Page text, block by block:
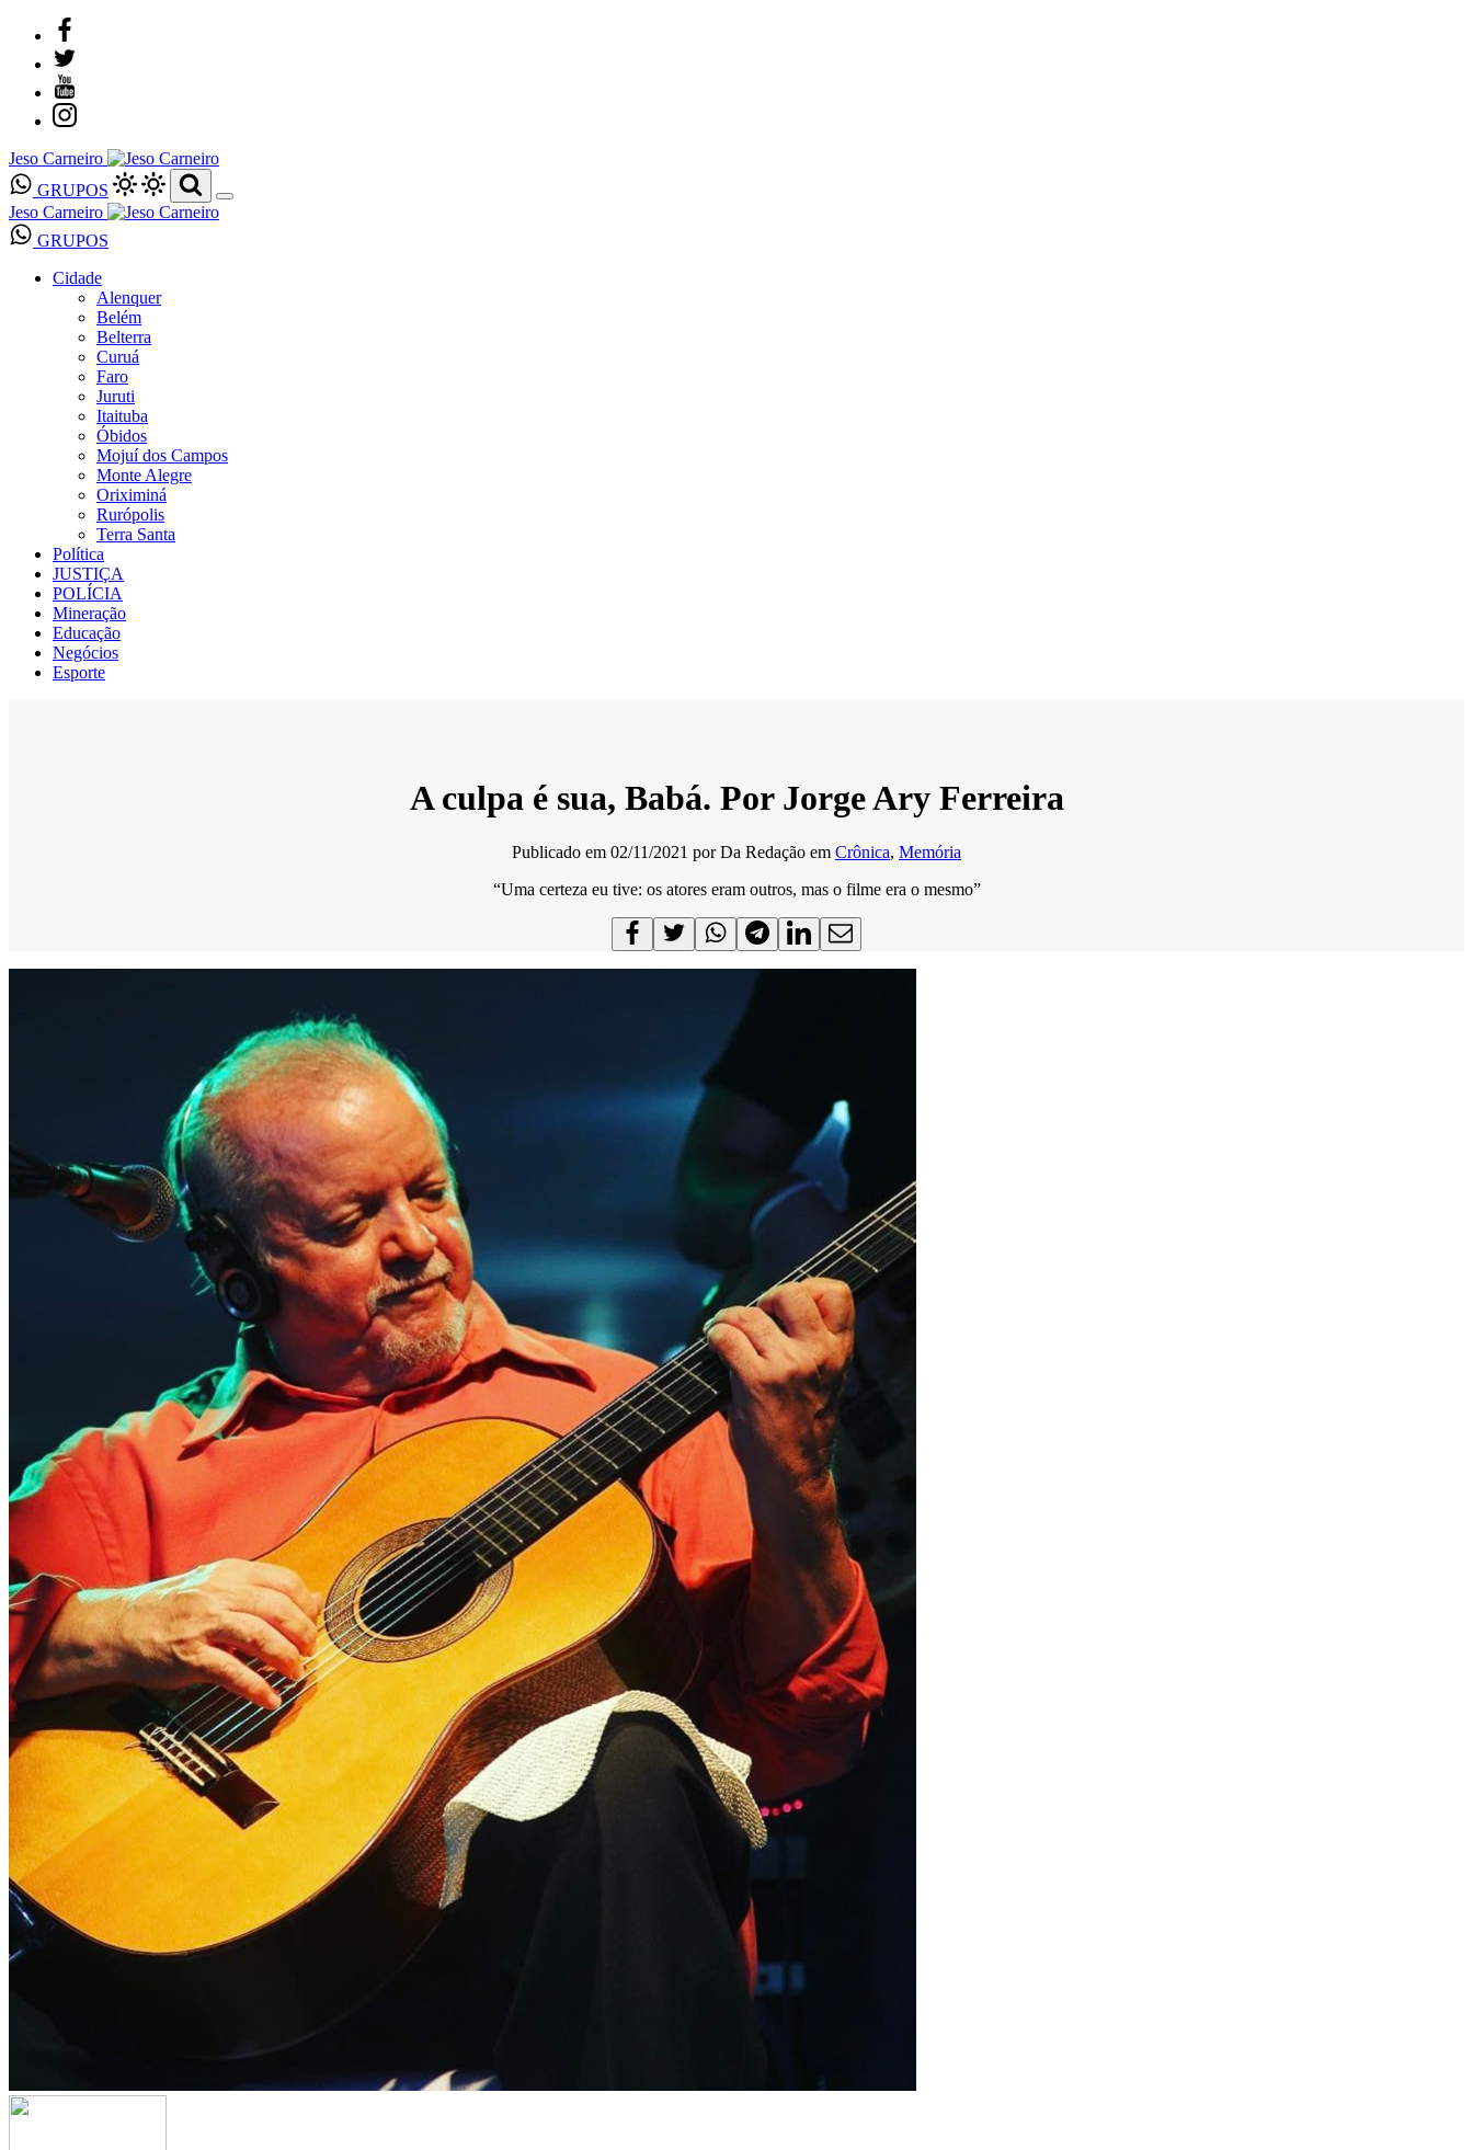
Jeso Carneiro
GRUPOS
Jeso Carneiro
GRUPOS
Cidade
Alenquer
Belém
Belterra
Curuá
Faro
Juruti
Itaituba
Óbidos
Mojuí dos Campos
Monte Alegre
Oriximiná
Rurópolis
Terra Santa
Política
JUSTIÇA
POLÍCIA
Mineração
Educação
Negócios
Esporte
A culpa é sua, Babá. Por Jorge Ary Ferreira
Publicado em 02/11/2021 porDa Redação em Crônica, Memória
“Uma certeza eu tive: os atores eram outros, mas o filme era o mesmo”